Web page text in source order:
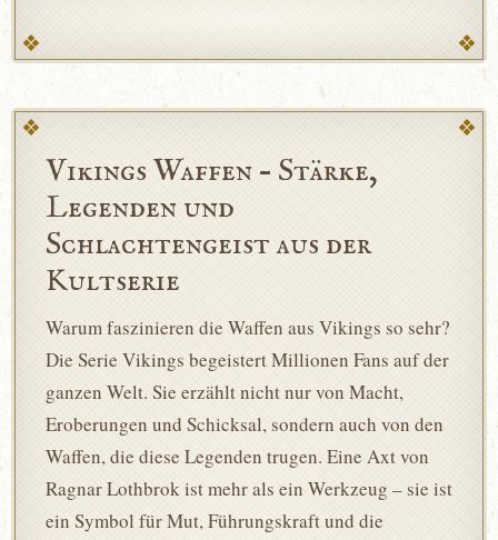
Vikings Waffen – Stärke,
Legenden und
Schlachtengeist aus der
Kultserie
Warum faszinieren die Waffen aus Vikings so sehr?
Die Serie Vikings begeistert Millionen Fans auf der
ganzen Welt. Sie erzählt nicht nur von Macht,
Eroberungen und Schicksal, sondern auch von den
Waffen, die diese Legenden trugen. Eine Axt von
Ragnar Lothbrok ist mehr als ein Werkzeug – sie ist
ein Symbol für Mut, Führungskraft und die